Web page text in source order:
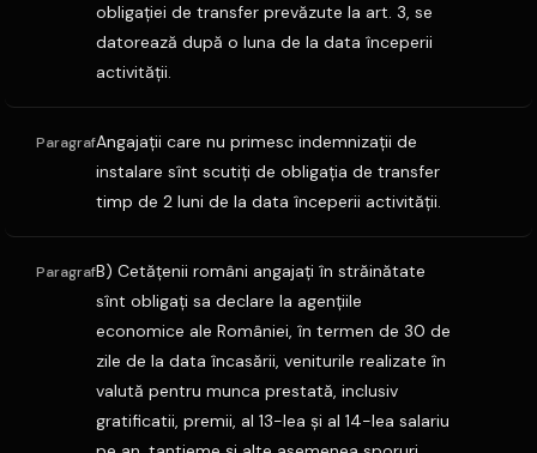
obligaţiei de transfer prevăzute la art. 3, se
datorează după o luna de la data începerii
activităţii.
ParagrafAngajaţii care nu primesc indemnizaţii de
instalare sînt scutiţi de obligaţia de transfer
timp de 2 luni de la data începerii activităţii.
ParagrafB) Cetăţenii români angajaţi în străinătate
sînt obligaţi sa declare la agenţiile
economice ale României, în termen de 30 de
zile de la data încasării, veniturile realizate în
valută pentru munca prestată, inclusiv
gratificatii, premii, al 13-lea şi al 14-lea salariu